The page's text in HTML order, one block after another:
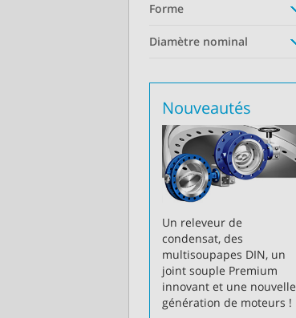
Forme
Diamètre nominal
Nouveautés
Un releveur de
condensat, des
multisoupapes DIN, un
joint souple Premium
innovant et une nouvelle
génération de moteurs !